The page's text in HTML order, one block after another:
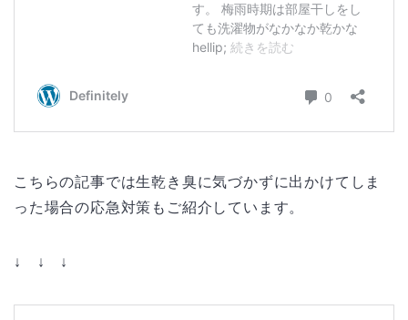
こちらの記事では生乾き臭に気づかずに出かけてしま
った場合の応急対策もご紹介しています。
↓ ↓ ↓